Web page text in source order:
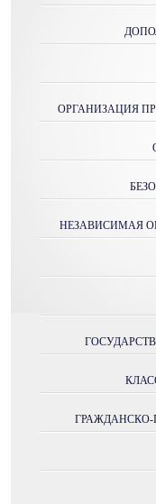
ОРГАНИЗАЦИЯ
НЕЗАВИСИМАЯ
ГРАЖДАНСКО-